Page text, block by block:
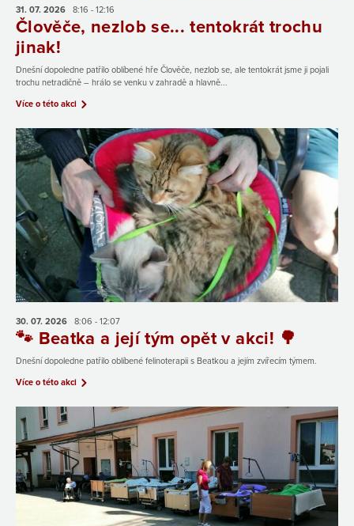
31. 07. 2026 8:16 - 12:16
Člověče, nezlob se... tentokrát trochu
jinak!
Dnešní dopoledne patřilo oblíbené hře Člověče, nezlob se, ale tentokrát jsme ji pojali
trochu netradičně – hrálo se venku v zahradě a hlavně...
Více o této akci
30. 07. 2026 8:06 - 12:07
🐾 Beatka a její tým opět v akci! 🌳
Dnešní dopoledne patřilo oblíbené felinoterapii s Beatkou a jejím zvířecím týmem.
Více o této akci